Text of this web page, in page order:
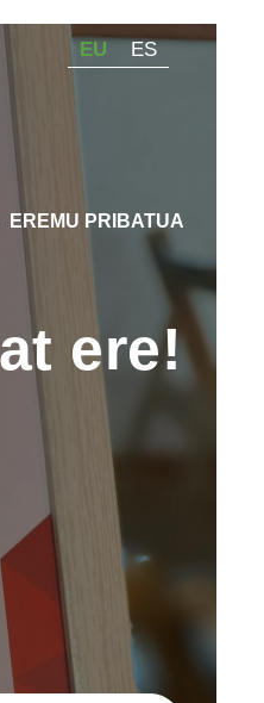
EU ES
EREMU PRIBATUA
ere!